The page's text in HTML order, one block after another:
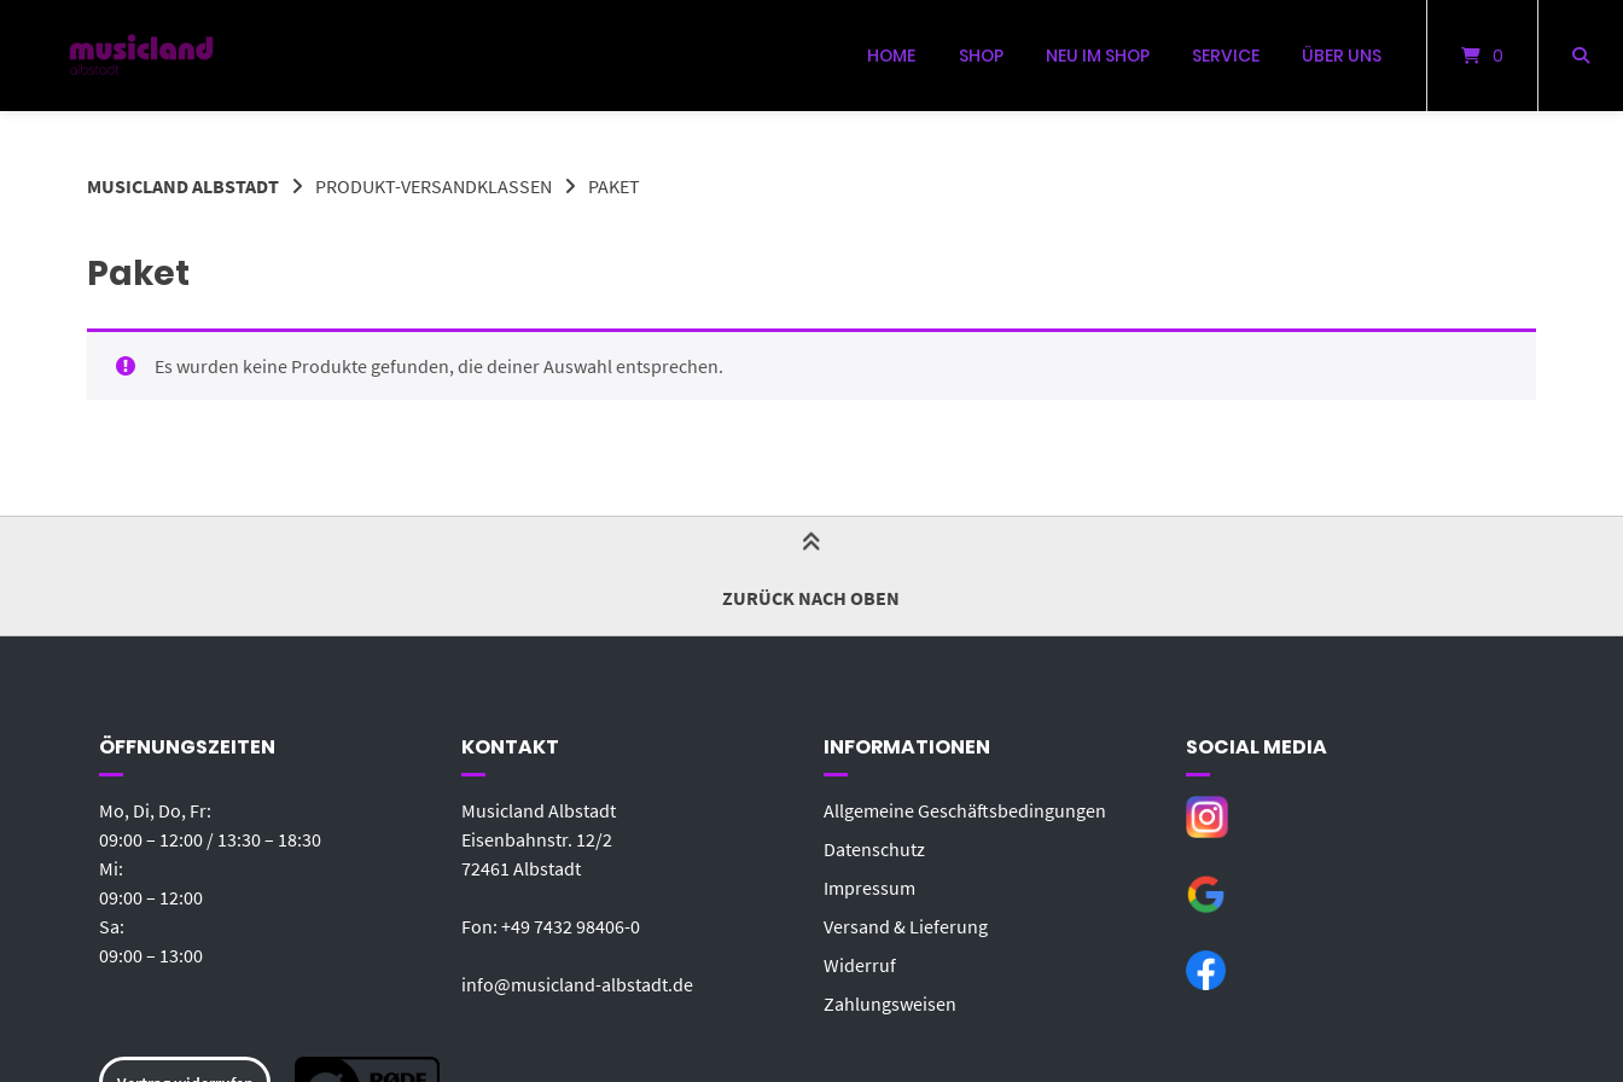
HOME SHOP NEU IM SHOP SERVICE ÜBER UNS 0
MUSICLAND ALBSTADT PRODUKT-VERSANDKLASSEN PAKET
Paket
Es wurden keine Produkte gefunden, die deiner Auswahl entsprechen.
ZURÜCK NACH OBEN
ÖFFNUNGSZEITEN
Mo, Di, Do, Fr:
09:00 – 12:00 / 13:30 – 18:30
Mi:
09:00 – 12:00
Sa:
09:00 – 13:00
KONTAKT
Musicland Albstadt
Eisenbahnstr. 12/2
72461 Albstadt
Fon: +49 7432 98406-0
info@musicland-albstadt.de
INFORMATIONEN
Allgemeine Geschäftsbedingungen
Datenschutz
Impressum
Versand & Lieferung
Widerruf
Zahlungsweisen
SOCIAL MEDIA